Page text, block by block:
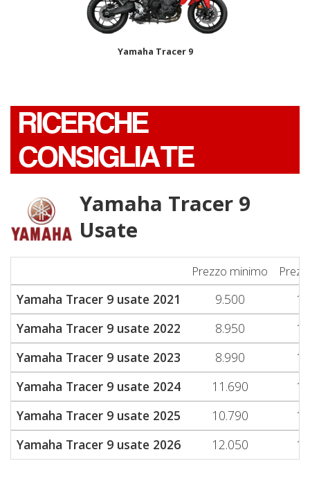
Yamaha Tracer 9
RICERCHE
CONSIGLIATE
Yamaha Tracer 9
Usate
Prezzo minimo
Yamaha Tracer 9 usate 2021 9.500
Yamaha Tracer 9 usate 2022
8.950
Yamaha Tracer 9 usate 2023
8.990
Yamaha Tracer 9 usate 2024
11.690
Yamaha Tracer 9 usate 2025
10.790
Yamaha Tracer 9 usate 2026
12.050